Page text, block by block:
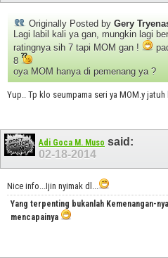
Originally Posted by Gery
Lagi labil kali ya gan, mungkin lagi
ratingnya sih 7 tapi MOM gan !
8
oya MOM hanya di pemenang ya ?
Yup.. Tp klo seumpama seri ya MOM.y jatuh
Adi Goca M. Muso said:
02-18-2014
Nice info...Ijin nyimak dl...
Yang terpenting bukanlah Kemenangan-
mencapainya